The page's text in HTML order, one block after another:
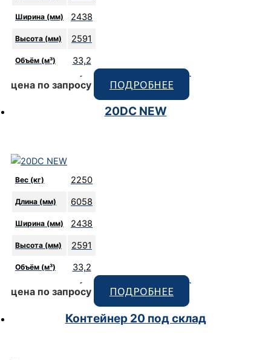
Ширина (мм) 2438
Высота (мм) 2591
Объём (м³)
33,2
[code_snippet id=9 format]
цена по запросу ПОДРОБНЕЕ
20DC NEW
Вес (кг) 2250
Длина (мм) 6058
Ширина (мм) 2438
Высота (мм) 2591
Объём (м³)
33,2
[code_snippet id=9 format]
цена по запросу ПОДРОБНЕЕ
Контейнер 20 под склад